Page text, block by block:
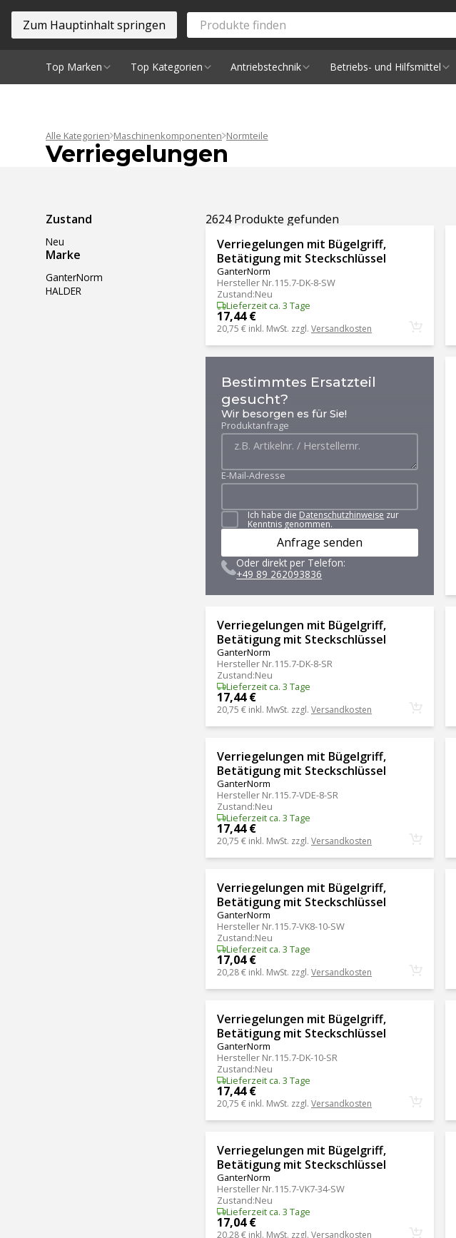
Zum Hauptinhalt springen
Top Marken Top Kategorien Antriebstechnik Betriebs- und Hilfsmittel
Alle Kategorien Maschinenkomponenten Normteile
Verriegelungen
Ergebnisse filtern
Zustand
Neu
Marke
GanterNorm
HALDER
2624 Produkte gefunden
Verriegelungen mit Bügelgriff,
Betätigung mit Steckschlüssel
GanterNorm
Hersteller Nr.115.7-DK-8-SW
Zustand:Neu
Lieferzeit ca. 3 Tage
17,44 €
20,75 € inkl. MwSt. zzgl. Versandkosten
Bestimmtes Ersatzteil
gesucht?
Wir besorgen es für Sie!
Produktanfrage
E-Mail-Adresse
Ich habe die Datenschutzhinweise zur
Kenntnis genommen.
Anfrage senden
Oder direkt per Telefon:
+49 89 262093836
Verriegelungen mit Bügelgriff,
Betätigung mit Steckschlüssel
GanterNorm
Hersteller Nr.115.7-DK-8-SR
Zustand:Neu
Lieferzeit ca. 3 Tage
17,44 €
20,75 € inkl. MwSt. zzgl. Versandkosten
Verriegelungen mit Bügelgriff,
Betätigung mit Steckschlüssel
GanterNorm
Hersteller Nr.115.7-VDE-8-SR
Zustand:Neu
Lieferzeit ca. 3 Tage
17,44 €
20,75 € inkl. MwSt. zzgl. Versandkosten
Verriegelungen mit Bügelgriff,
Betätigung mit Steckschlüssel
GanterNorm
Hersteller Nr.115.7-VK8-10-SW
Zustand:Neu
Lieferzeit ca. 3 Tage
17,04 €
20,28 € inkl. MwSt. zzgl. Versandkosten
Verriegelungen mit Bügelgriff,
Betätigung mit Steckschlüssel
GanterNorm
Hersteller Nr.115.7-DK-10-SR
Zustand:Neu
Lieferzeit ca. 3 Tage
17,44 €
20,75 € inkl. MwSt. zzgl. Versandkosten
Verriegelungen mit Bügelgriff,
Betätigung mit Steckschlüssel
GanterNorm
Hersteller Nr.115.7-VK7-34-SW
Zustand:Neu
Lieferzeit ca. 3 Tage
17,04 €
20,28 € inkl. MwSt. zzgl. Versandkosten